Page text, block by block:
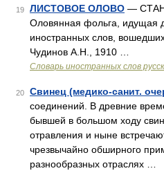
19 ЛИСТОВОЕ ОЛОВО —
Оловянная фольга, идущая
иностранных слов, вошедших
Чудинов А.Н., 1910 …
Словарь иностранных слов
20 Свинец (медико-санит.
соединений. В древние
бывшей в большом ходу
отравления и ныне
чрезвычайно обширного
разнообразных отраслях …